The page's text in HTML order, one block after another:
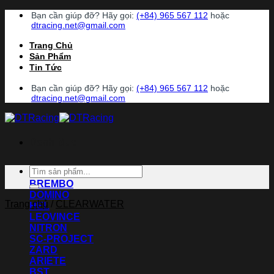
Chuyển
dung
Bạn cần giúp đỡ? Hãy gọi: (+84) 965 567 112 hoặc
dtracing.net@gmail.com
Trang Chủ
Sản Phẩm
Tin Tức
Bạn cần giúp đỡ? Hãy gọi: (+84) 965 567 112 hoặc
dtracing.net@gmail.com
ACCOSSATO
BREMBO
DOMINO
HEL
LEOVINCE
NITRON
SC-PROJECT
ZARD
ARIETE
BST
Tìm
kiếm:
Trang chủ / CLEARWATER